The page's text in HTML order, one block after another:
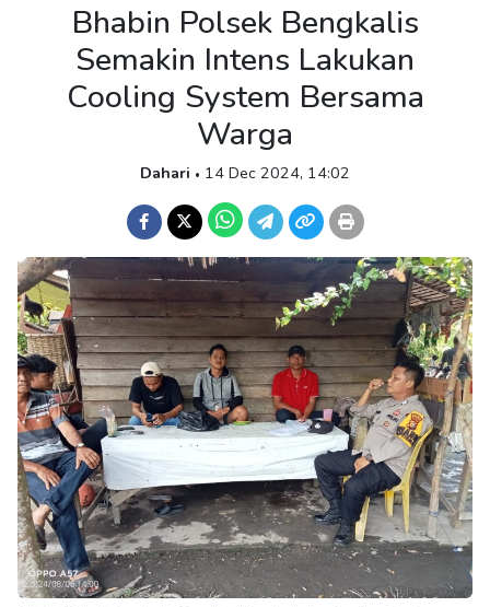
Bhabin Polsek Bengkalis
Semakin Intens Lakukan
Cooling System Bersama
Warga
Dahari • 14 Dec 2024, 14:02